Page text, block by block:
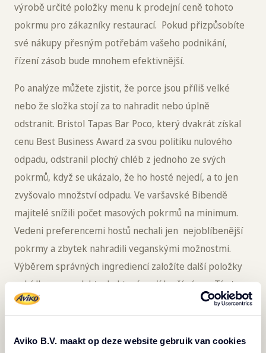
Aviko B.V. maakt op deze website gebruik van cookies
výrobě určité položky menu k prodejní ceně tohoto
pokrmu pro zákazníky restaurací. Pokud přizpůsobíte
své nákupy přesným potřebám vašeho podnikání,
řízení zásob bude mnohem efektivnější.
Po analýze můžete zjistit, že porce jsou příliš velké
nebo že složka stojí za to nahradit nebo úplně
odstranit. Bristol Tapas Bar Poco, který dvakrát získal
cenu Best Business Award za svou politiku nulového
odpadu, odstranil plochý chléb z jednoho ze svých
pokrmů, když se ukázalo, že ho hosté nejedí, a to jen
zvyšovalo množství odpadu. Ve varšavské Bibendě
majitelé snížili počet masových pokrmů na minimum.
Vedeni preferencemi hostů nechali jen nejoblíbenější
pokrmy a zbytek nahradili veganskými možnostmi.
Výběrem správných ingrediencí založíte další položky
nabídky na produktech, které mají lepší výnos. Tímto
způsobem budete moci svým hostům servírovat přesně